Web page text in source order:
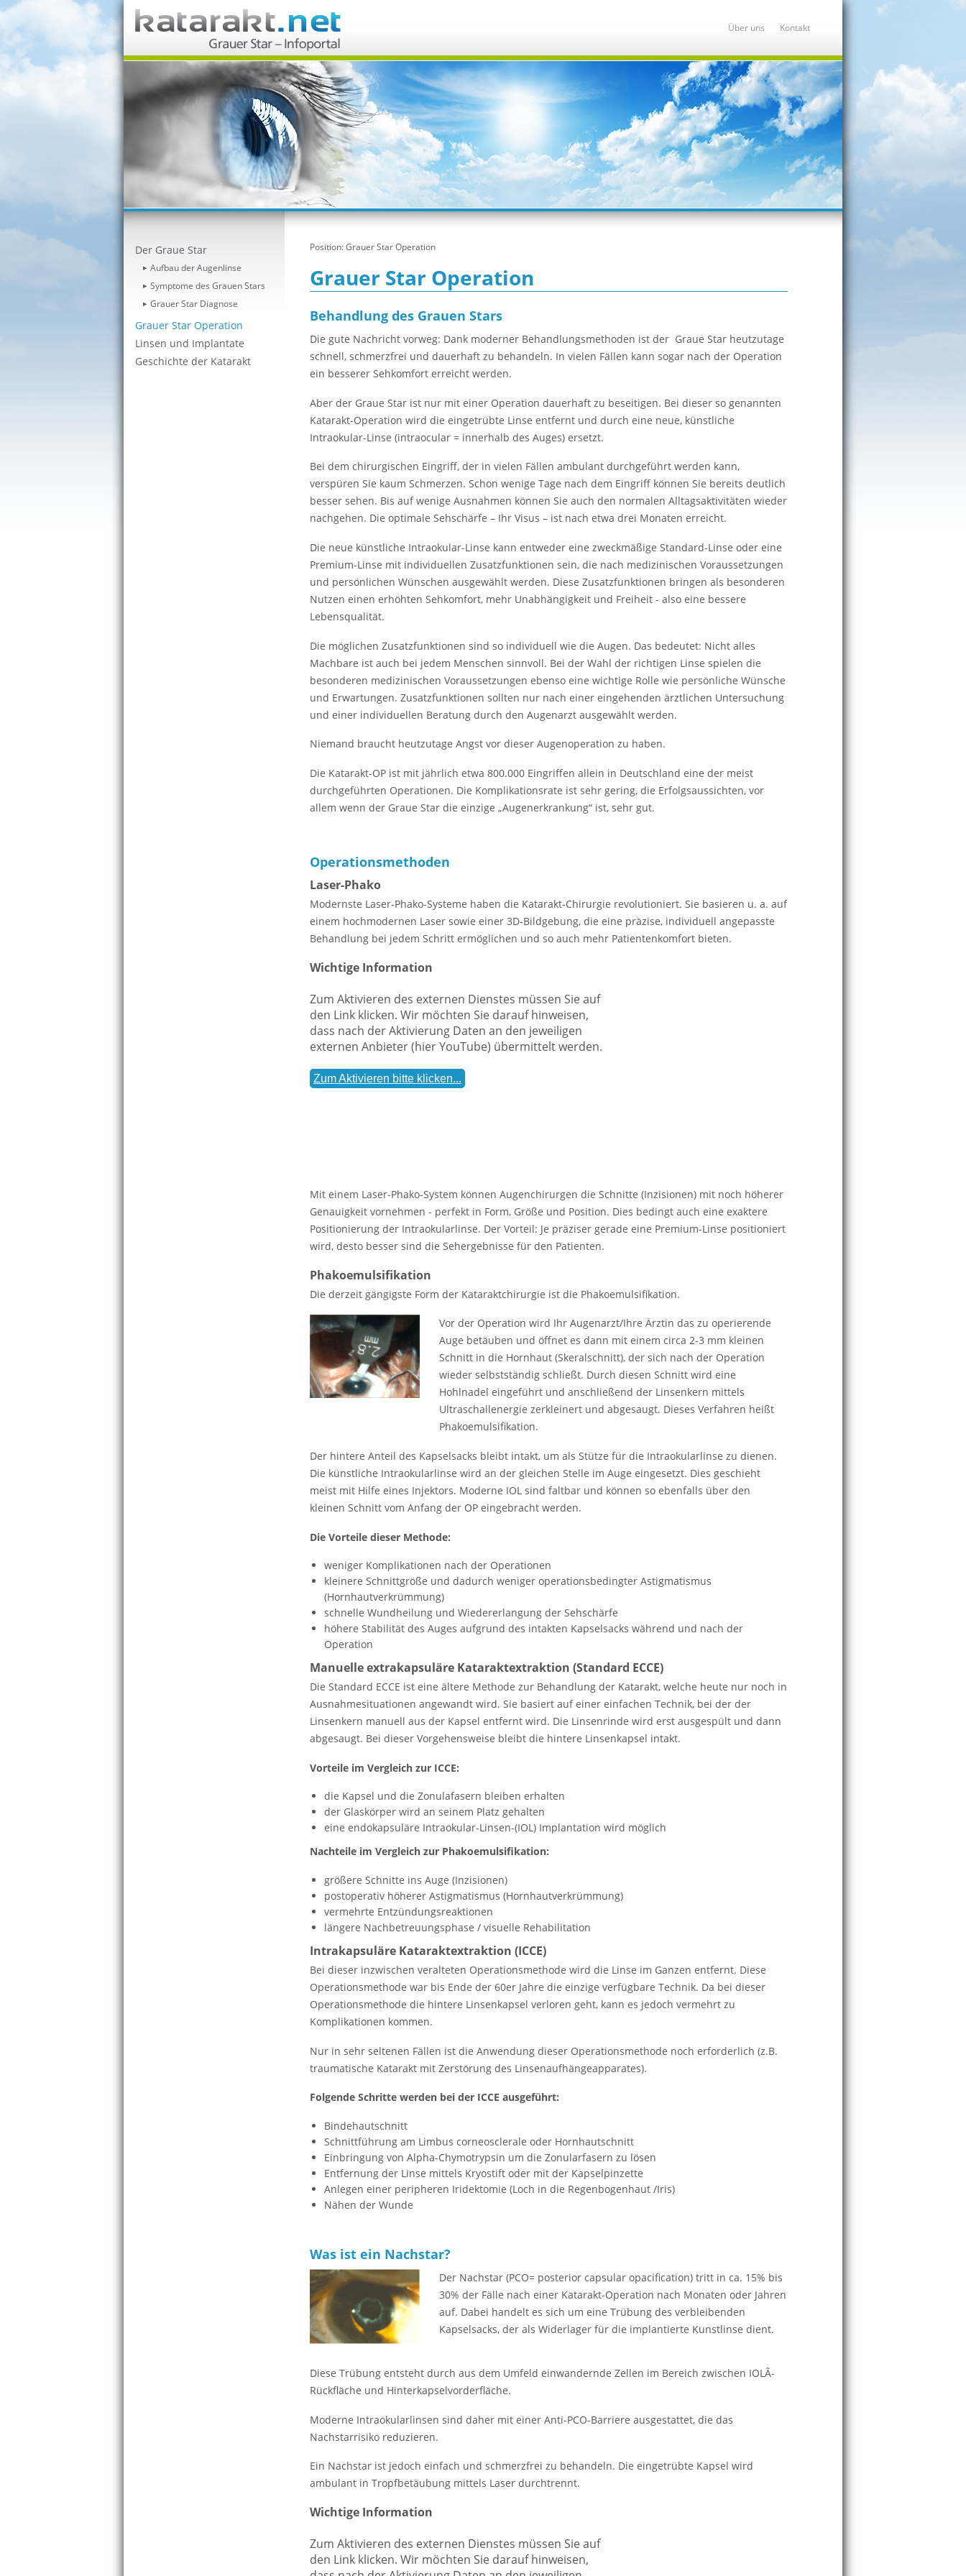
Über uns Kontakt
Der Graue Star
Aufbau der Augenlinse
Symptome des Grauen Stars
Grauer Star Diagnose
Grauer Star Operation
Linsen und Implantate
Geschichte der Katarakt
Position:Grauer Star Operation
Grauer Star Operation
Behandlung des Grauen Stars
Die gute Nachricht vorweg: Dank moderner Behandlungsmethoden ist der Graue Star heutzutage
schnell, schmerzfrei und dauerhaft zu behandeln. In vielen Fällen kann sogar nach der Operation
ein besserer Sehkomfort erreicht werden.
Aber der Graue Star ist nur mit einer Operation dauerhaft zu beseitigen. Bei dieser so genannten
Katarakt-Operation wird die eingetrübte Linse entfernt und durch eine neue, künstliche
Intraokular-Linse (intraocular = innerhalb des Auges) ersetzt.
Bei dem chirurgischen Eingriff, der in vielen Fällen ambulant durchgeführt werden kann,
verspüren Sie kaum Schmerzen. Schon wenige Tage nach dem Eingriff können Sie bereits deutlich
besser sehen. Bis auf wenige Ausnahmen können Sie auch den normalen Alltagsaktivitäten wieder
nachgehen. Die optimale Sehschärfe – Ihr Visus – ist nach etwa drei Monaten erreicht.
Die neue künstliche Intraokular-Linse kann entweder eine zweckmäßige Standard-Linse oder eine
Premium-Linse mit individuellen Zusatzfunktionen sein, die nach medizinischen Voraussetzungen
und persönlichen Wünschen ausgewählt werden. Diese Zusatzfunktionen bringen als besonderen
Nutzen einen erhöhten Sehkomfort, mehr Unabhängigkeit und Freiheit - also eine bessere
Lebensqualität.
Die möglichen Zusatzfunktionen sind so individuell wie die Augen. Das bedeutet: Nicht alles
Machbare ist auch bei jedem Menschen sinnvoll. Bei der Wahl der richtigen Linse spielen die
besonderen medizinischen Voraussetzungen ebenso eine wichtige Rolle wie persönliche Wünsche
und Erwartungen. Zusatzfunktionen sollten nur nach einer eingehenden ärztlichen Untersuchung
und einer individuellen Beratung durch den Augenarzt ausgewählt werden.
Niemand braucht heutzutage Angst vor dieser Augenoperation zu haben.
Die Katarakt-OP ist mit jährlich etwa 800.000 Eingriffen allein in Deutschland eine der meist
durchgeführten Operationen. Die Komplikationsrate ist sehr gering, die Erfolgsaussichten, vor
allem wenn der Graue Star die einzige „Augenerkrankung“ ist, sehr gut.
Operationsmethoden
Laser-Phako
Modernste Laser-Phako-Systeme haben die Katarakt-Chirurgie revolutioniert. Sie basieren u. a. auf
einem hochmodernen Laser sowie einer 3D-Bildgebung, die eine präzise, individuell angepasste
Behandlung bei jedem Schritt ermöglichen und so auch mehr Patientenkomfort bieten.
Wichtige Information
Zum Aktivieren des externen Dienstes müssen Sie auf
den Link klicken. Wir möchten Sie darauf hinweisen,
dass nach der Aktivierung Daten an den jeweiligen
externen Anbieter (hier YouTube) übermittelt werden.
Zum Aktivieren bitte klicken...
Mit einem Laser-Phako-System können Augenchirurgen die Schnitte (Inzisionen) mit noch höherer
Genauigkeit vornehmen - perfekt in Form, Größe und Position. Dies bedingt auch eine exaktere
Positionierung der Intraokularlinse. Der Vorteil: Je präziser gerade eine Premium-Linse positioniert
wird, desto besser sind die Sehergebnisse für den Patienten.
Phakoemulsifikation
Die derzeit gängigste Form der Kataraktchirurgie ist die Phakoemulsifikation.
Vor der Operation wird Ihr Augenarzt/Ihre Ärztin das zu operierende
Auge betäuben und öffnet es dann mit einem circa 2-3 mm kleinen
Schnitt in die Hornhaut (Skeralschnitt), der sich nach der Operation
wieder selbstständig schließt. Durch diesen Schnitt wird eine
Hohlnadel eingeführt und anschließend der Linsenkern mittels
Ultraschallenergie zerkleinert und abgesaugt. Dieses Verfahren heißt
Phakoemulsifikation.
Der hintere Anteil des Kapselsacks bleibt intakt, um als Stütze für die Intraokularlinse zu dienen.
Die künstliche Intraokularlinse wird an der gleichen Stelle im Auge eingesetzt. Dies geschieht
meist mit Hilfe eines Injektors. Moderne IOL sind faltbar und können so ebenfalls über den
kleinen Schnitt vom Anfang der OP eingebracht werden.
Die Vorteile dieser Methode:
weniger Komplikationen nach der Operationen
kleinere Schnittgröße und dadurch weniger operationsbedingter Astigmatismus
(Hornhautverkrümmung)
schnelle Wundheilung und Wiedererlangung der Sehschärfe
höhere Stabilität des Auges aufgrund des intakten Kapselsacks während und nach der
Operation
Manuelle extrakapsuläre Kataraktextraktion (Standard ECCE)
Die Standard ECCE ist eine ältere Methode zur Behandlung der Katarakt, welche heute nur noch in
Ausnahmesituationen angewandt wird. Sie basiert auf einer einfachen Technik, bei der der
Linsenkern manuell aus der Kapsel entfernt wird. Die Linsenrinde wird erst ausgespült und dann
abgesaugt. Bei dieser Vorgehensweise bleibt die hintere Linsenkapsel intakt.
Vorteile im Vergleich zur ICCE:
die Kapsel und die Zonulafasern bleiben erhalten
der Glaskörper wird an seinem Platz gehalten
eine endokapsuläre Intraokular-Linsen-(IOL) Implantation wird möglich
Nachteile im Vergleich zur Phakoemulsifikation:
größere Schnitte ins Auge (Inzisionen)
postoperativ höherer Astigmatismus (Hornhautverkrümmung)
vermehrte Entzündungsreaktionen
längere Nachbetreuungsphase / visuelle Rehabilitation
Intrakapsuläre Kataraktextraktion (ICCE)
Bei dieser inzwischen veralteten Operationsmethode wird die Linse im Ganzen entfernt. Diese
Operationsmethode war bis Ende der 60er Jahre die einzige verfügbare Technik. Da bei dieser
Operationsmethode die hintere Linsenkapsel verloren geht, kann es jedoch vermehrt zu
Komplikationen kommen.
Nur in sehr seltenen Fällen ist die Anwendung dieser Operationsmethode noch erforderlich (z.B.
traumatische Katarakt mit Zerstörung des Linsenaufhängeapparates).
Folgende Schritte werden bei der ICCE ausgeführt:
Bindehautschnitt
Schnittführung am Limbus corneosclerale oder Hornhautschnitt
Einbringung von Alpha-Chymotrypsin um die Zonularfasern zu lösen
Entfernung der Linse mittels Kryostift oder mit der Kapselpinzette
Anlegen einer peripheren Iridektomie (Loch in die Regenbogenhaut /Iris)
Nähen der Wunde
Was ist ein Nachstar?
Der Nachstar (PCO= posterior capsular opacification) tritt in ca. 15% bis
30% der Fälle nach einer Katarakt-Operation nach Monaten oder Jahren
auf. Dabei handelt es sich um eine Trübung des verbleibenden
Kapselsacks, der als Widerlager für die implantierte Kunstlinse dient.
Diese Trübung entsteht durch aus dem Umfeld einwandernde Zellen im Bereich zwischen IOLÂ­
Rückfläche und Hinterkapselvorderfläche.
Moderne Intraokularlinsen sind daher mit einer Anti-PCO-Barriere ausgestattet, die das
Nachstarrisiko reduzieren.
Ein Nachstar ist jedoch einfach und schmerzfrei zu behandeln. Die eingetrübte Kapsel wird
ambulant in Tropfbetäubung mittels Laser durchtrennt.
Wichtige Information
Zum Aktivieren des externen Dienstes müssen Sie auf
den Link klicken. Wir möchten Sie darauf hinweisen,